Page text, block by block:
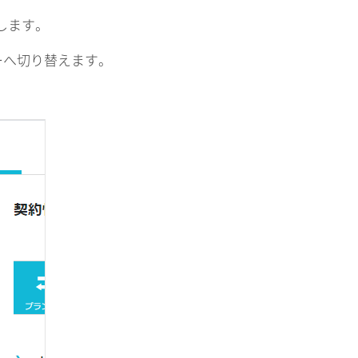
す。
切り替えます。